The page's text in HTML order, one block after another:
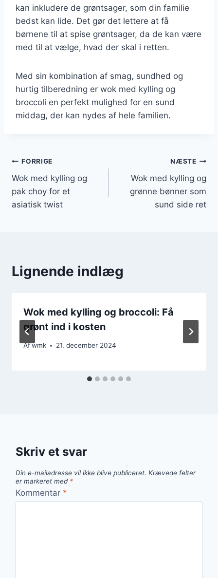
kan inkludere de grøntsager, som din familie
bedst kan lide. Det gør det lettere at få
børnene til at spise grøntsager, da de kan være
med til at vælge, hvad der skal i retten.
Med sin kombination af smag, sundhed og
hurtig tilberedning er wok med kylling og
broccoli en perfekt mulighed for en sund
middag, der kan nydes af hele familien.
Indlægsnavigation
FORRIGE
Wok med kylling og
pak choy for et
asiatisk twist
NÆSTE
Wok med kylling og
grønne bønner som
sund side ret
Lignende indlæg
Wok med kylling og broccoli: Få
grønt ind i kosten
Afwmk 21. december 2024
Skriv et svar
Din e-mailadresse vil ikke blive publiceret. Krævede felter
er markeret med *
Kommentar *